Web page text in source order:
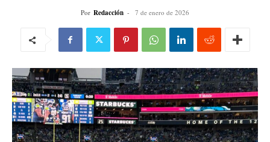
Por Redacción - 7 de enero de 2026